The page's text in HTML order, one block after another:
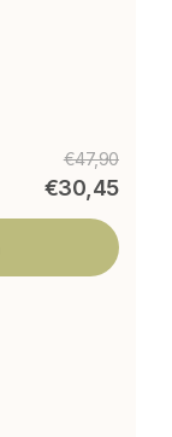
€47,90
€30,45